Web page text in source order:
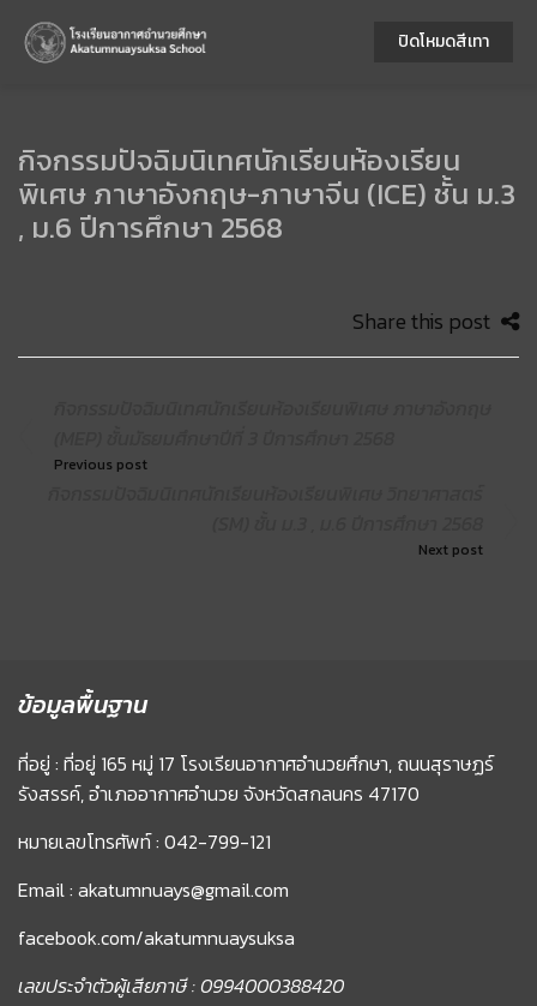
กิจกรรมปัจฉิมนิเทศนักเรียนห้องเรียน
พิเศษ ภาษาอังกฤษ-ภาษาจีน (ICE) ชั้น ม.3
, ม.6 ปีการศึกษา 2568
Share this post
Previous post
Next post
ข้อมูลพื้นฐาน
ที่อยู่ : ที่อยู่ 165 หมู่ 17 โรงเรียนอากาศอำนวยศึกษา, ถนนสุราษฏร์
รังสรรค์, อำเภออากาศอำนวย จังหวัดสกลนคร 47170
หมายเลขโทรศัพท์ : 042-799-121
Email : akatumnuays@gmail.com
facebook.com/akatumnuaysuksa
เลขประจำตัวผู้เสียภาษี : 0994000388420
ปิดโหมดสีเทา